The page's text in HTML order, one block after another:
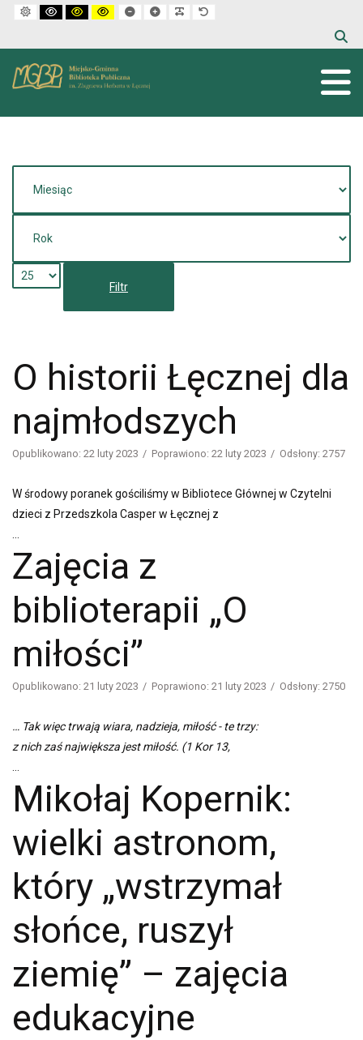
Default mode
High contrast black white mode
High contrast black yellow mode
High contrast yellow black mode
Set smaller font
Set larger font
Make font more readable
Filtr
O historii Łęcznej dla
najmłodszych
Opublikowano: 22 luty 2023 Poprawiono: 22 luty 2023 Odsłony: 2757
W środowy poranek gościliśmy w Bibliotece Głównej w Czytelni
dzieci z Przedszkola Casper w Łęcznej z
Zajęcia z
biblioterapii „O
miłości”
Opublikowano: 21 luty 2023 Poprawiono: 21 luty 2023 Odsłony: 2750
… Tak więc trwają wiara, nadzieja, miłość - te trzy:
z nich zaś największa jest miłość. (1 Kor 13,
Mikołaj Kopernik:
wielki astronom,
który „wstrzymał
słońce, ruszył
ziemię” – zajęcia
edukacyjne